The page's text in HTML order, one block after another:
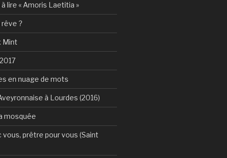
lire « Amoris Laetitia »
rêve ?
Mint
en nuage de mots
à Lourdes (2016)
mosquée
vous, prêtre pour vous (Saint